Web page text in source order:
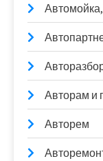
Авторам и
Авторем